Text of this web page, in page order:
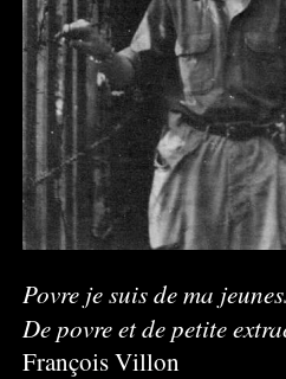
Povre je suis de ma
De povre et de petite
François Villon